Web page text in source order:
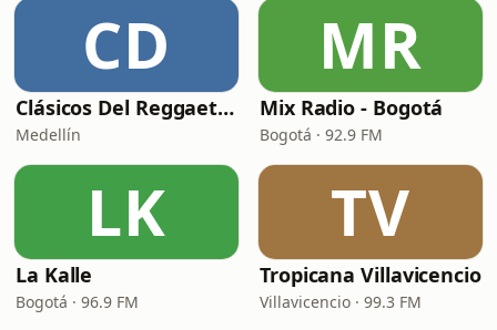
CD
Clásicos Del Reggaetón
Medellín
MR
Mix Radio - Bogotá
Bogotá · 92.9 FM
LK
La Kalle
Bogotá · 96.9 FM
TV
Tropicana Villavicencio
Villavicencio · 99.3 FM